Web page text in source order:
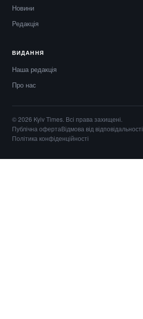
Новини
Редакція
ВИДАННЯ
Наша редакція
Про нас
© 2026 Kyiv Times. Всі права захищені.
Публічна офертаВідмова від відповідальності
Політика конфіденційності